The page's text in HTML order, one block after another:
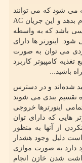
می شود که می توانند
بدهد و این جریان AC
باشد که به واسطه
اینورتر ها دارای
می توان به صورت
تغذیه کامپیوتر کاربرد
باشید...
شده‌اند و در دسترس
تقسیم بندی می شوند
اینورترها خروجی
هایی که دارای توان
از آنها به منظور
دلیل وجود هشدار
دارد به صورت موازی
شدن خازن انجام